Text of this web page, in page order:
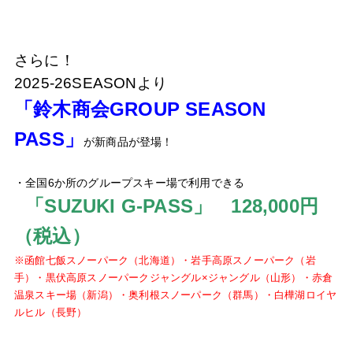
さらに！
2025-26SEASONより
「鈴木商会GROUP SEASON
PASS」
が新商品が登場！
・全国6か所のグループスキー場で利用できる
「SUZUKI G-PASS」 128,000円
（税込）
※函館七飯スノーパーク（北海道）・岩手高原スノーパーク（岩
手）・黒伏高原スノーパークジャングル×ジャングル（山形）・赤倉
温泉スキー場（新潟）・奥利根スノーパーク（群馬）・白樺湖ロイヤ
ルヒル（長野）